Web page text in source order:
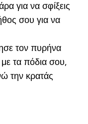
για να σφίξεις
σου για να
τον πυρήνα
τα πόδια σου,
την κρατάς